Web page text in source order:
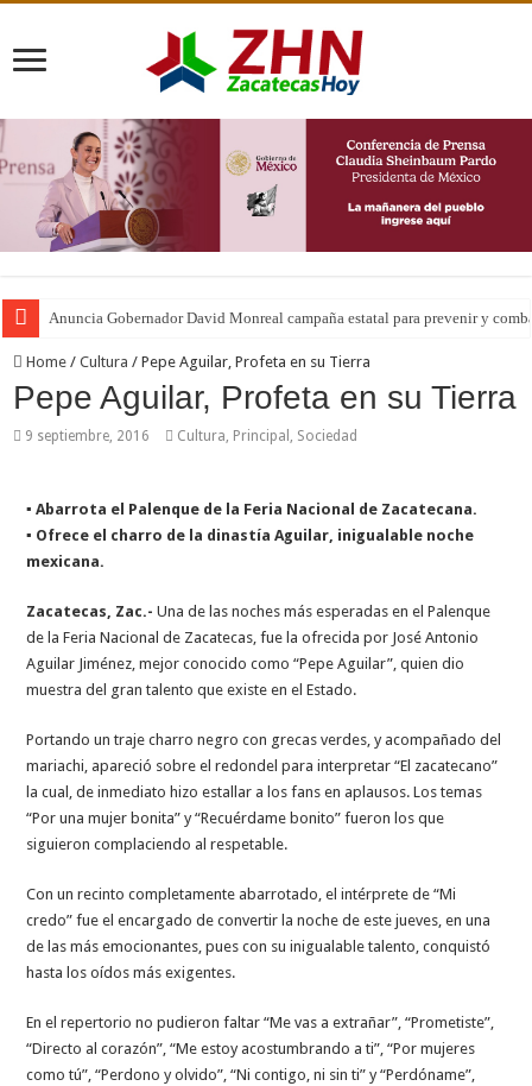
Anuncia Gobernador David Monreal campaña estatal para prevenir y
Home / Cultura / Pepe Aguilar, Profeta en su Tierra
Pepe Aguilar, Profeta en su Tierra
9 septiembre, 2016 Cultura, Principal , Sociedad
▪ Abarrota el Palenque de la Feria Nacional de Zacatecana.
▪ Ofrece el charro de la dinastía Aguilar, inigualable noche
mexicana.
Zacatecas, Zac.- Una de las noches más esperadas en el Palenque
de la Feria Nacional de Zacatecas, fue la ofrecida por José Antonio
Aguilar Jiménez, mejor conocido como “Pepe Aguilar”, quien dio
muestra del gran talento que existe en el Estado.
Portando un traje charro negro con grecas verdes, y acompañado del
mariachi, apareció sobre el redondel para interpretar “El zacatecano”
la cual, de inmediato hizo estallar a los fans en aplausos. Los temas
“Por una mujer bonita” y “Recuérdame bonito” fueron los que
siguieron complaciendo al respetable.
Con un recinto completamente abarrotado, el intérprete de “Mi
credo” fue el encargado de convertir la noche de este jueves, en una
de las más emocionantes, pues con su inigualable talento, conquistó
hasta los oídos más exigentes.
En el repertorio no pudieron faltar “Me vas a extrañar”, “Prometiste”,
“Directo al corazón”, “Me estoy acostumbrando a ti”, “Por mujeres
como tú”, “Perdono y olvido”, “Ni contigo, ni sin ti” y “Perdóname”,